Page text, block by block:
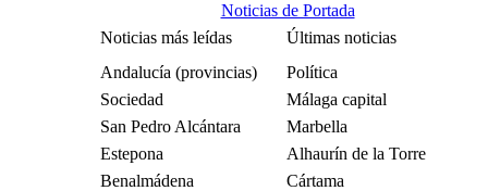
Noticias de Portada
Noticias más leídas
Últimas noticias
Andalucía (provincias)
Política
Sociedad
Málaga capital
San Pedro Alcántara
Marbella
Estepona
Alhaurín de la Torre
Benalmádena
Cártama